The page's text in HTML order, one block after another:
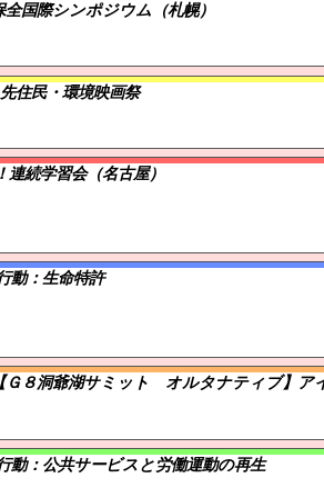
全国際シンポジウム（札幌）
住民・環境映画祭
連続学習会（名古屋）
動：生命特許
Ｇ８洞爺湖サミット オルタナティブ】ア
動：公共サービスと労働運動の再生